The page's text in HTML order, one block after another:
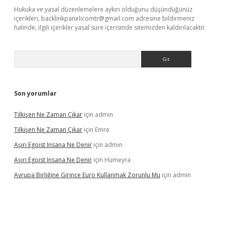
Hukuka ve yasal düzenlemelere aykırı olduğunu düşündüğünüz
içerikleri, backlinkpanelicomtr@gmail.com adresine bildirmeniz
halinde, ilgili içerikler yasal süre içerisinde sitemizden kaldırılacaktır.
Son yorumlar
Tilkişen Ne Zaman Çıkar için admin
Tilkişen Ne Zaman Çıkar için Emre
Aşırı Egoist Insana Ne Denir için admin
Aşırı Egoist Insana Ne Denir için Hümeyra
Avrupa Birliğine Girince Euro Kullanmak Zorunlu Mu için admin